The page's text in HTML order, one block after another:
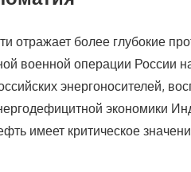
отражает более глубокие
военной операции России
энергоносителей,
экономики
имеет критическое